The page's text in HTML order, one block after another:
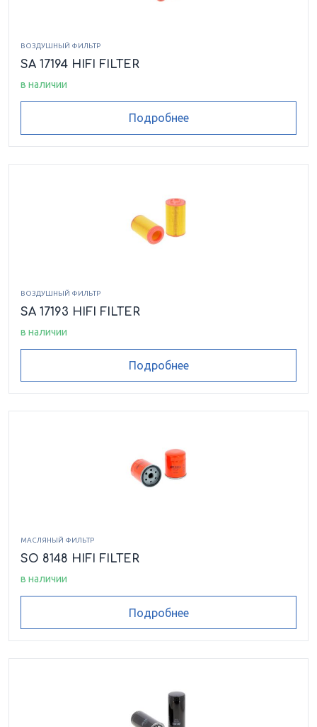
ВОЗДУШНЫЙ ФИЛЬТР
SA 17194 HIFI FILTER
в наличии
Подробнее
ВОЗДУШНЫЙ ФИЛЬТР
SA 17193 HIFI FILTER
в наличии
Подробнее
МАСЛЯНЫЙ ФИЛЬТР
SO 8148 HIFI FILTER
в наличии
Подробнее